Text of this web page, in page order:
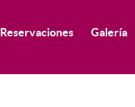
Reservaciones Galería